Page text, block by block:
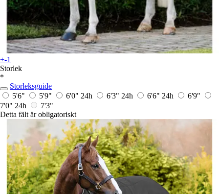
+-1
Storlek
*
Storleksguide
5'6"
5'9" 6'0" 24h 6'3" 24h 6'6" 24h
6'9"
7'0" 24h
7'3"
Detta fält är obligatoriskt